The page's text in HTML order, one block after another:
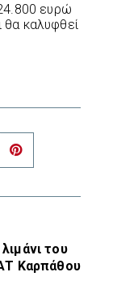
ευρώ
καλυφθεί
του
Καρπάθου